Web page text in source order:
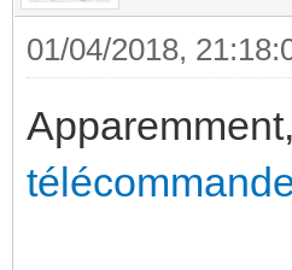
01/04/2018,